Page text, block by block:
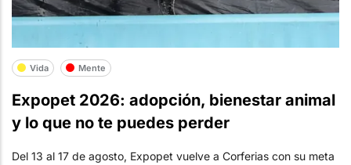
Vida Mente
Expopet 2026: adopción, bienestar animal
y lo que no te puedes perder
Del 13 al 17 de agosto, Expopet vuelve a Corferias con su meta